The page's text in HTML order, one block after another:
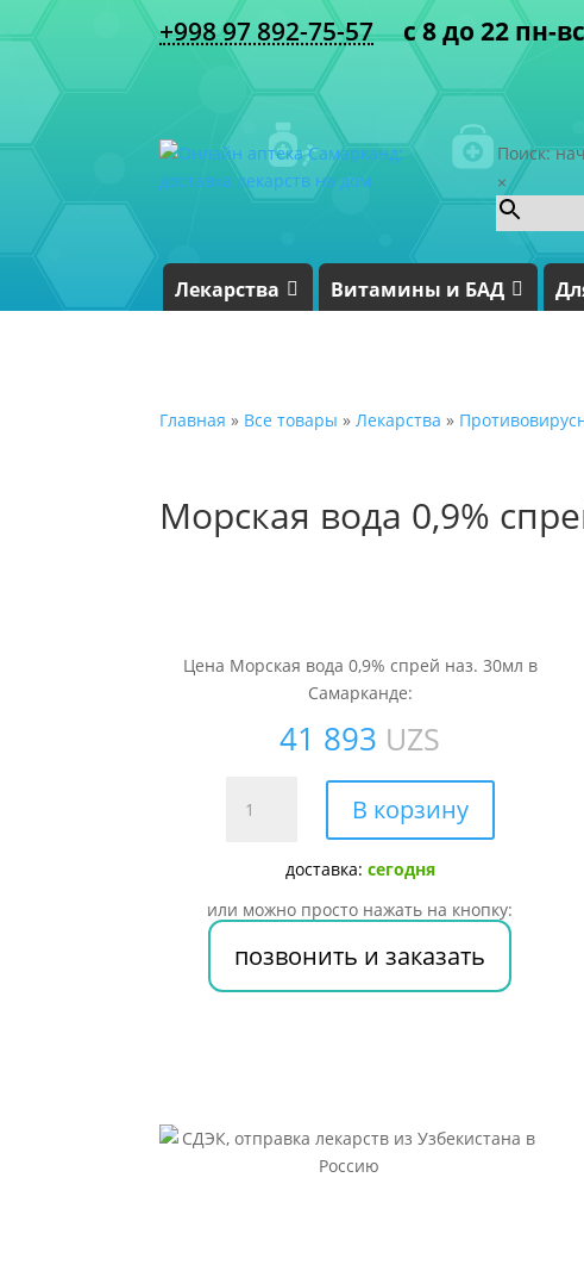
+998 97 892-75-57 с 8 до 22 пн-
Поиск:
×
Лекарства Витамины и БАД
Главная » Все товары » Лекарства »
Морская вода 0,9%
Цена Морская вода 0,9% спрей наз. 30мл в
Самарканде:
41 893 UZS
товара
спрей
наз.
В корзину
доставка: сегодня
или можно просто нажать на кнопку:
позвонить и заказать